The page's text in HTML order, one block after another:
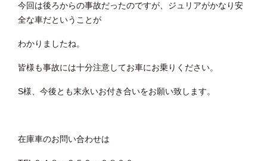
今回は後ろからの事故だったのですが、ジュリアがかなり安
全な車だということが
わかりましたね。
皆様も事故には十分注意してお車にお乗りください。
S様、今後とも末永いお付き合いをお願い致します。
在庫車のお問い合わせは